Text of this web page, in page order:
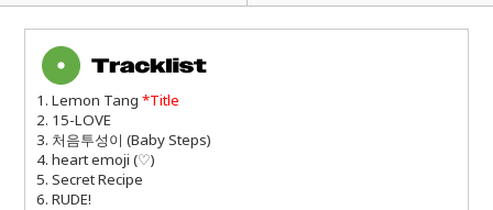
1. Lemon Tang *Title
2. 15-LOVE
3. 처음투성이 (Baby Steps)
4. heart emoji (♡)
5. Secret Recipe
6. RUDE!